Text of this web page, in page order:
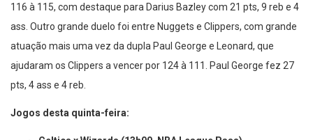
116 à 115, com destaque para Darius Bazley com 21 pts, 9 reb e 4
ass. Outro grande duelo foi entre Nuggets e Clippers, com grande
atuação mais uma vez da dupla Paul George e Leonard, que
ajudaram os Clippers a vencer por 124 à 111. Paul George fez 27
pts, 4 ass e 4 reb.
Jogos desta quinta-feira: